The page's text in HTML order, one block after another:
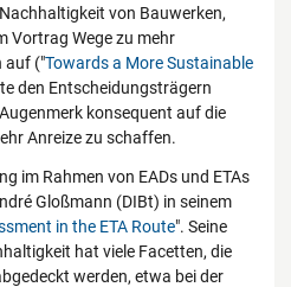
von Bauwerken,
Vortrag Wege zu mehr
auf ("Towards a More Sustainable
den Entscheidungsträgern
konsequent auf die
Anreize zu schaffen.
im Rahmen von EADs und ETAs
Gloßmann (DIBt) in seinem
in the ETA Route". Seine
hat viele Facetten, die
werden, etwa bei der